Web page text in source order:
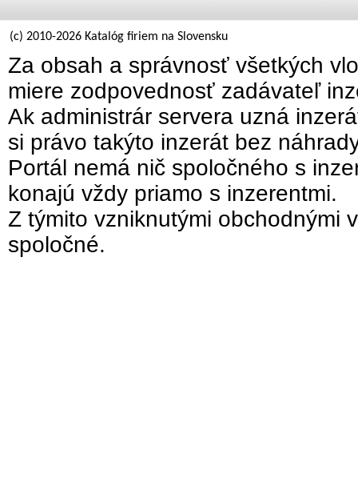
(c) 2010-2026 Katalóg firiem na Slovensku
Za obsah a správnosť všetkých
miere zodpovednosť zadávateľ
Ak administrár servera uzná
si právo takýto inzerát bez
Portál nemá nič spoločného s
konajú vždy priamo s inzerentmi.
Z týmito vzniknutými obchodnými
spoločné.